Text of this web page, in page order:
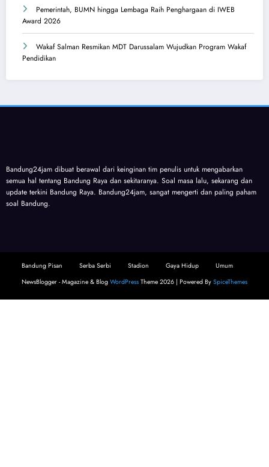
Pemerintah, BUMN hingga Lembaga Raih Penghargaan di IWEB
Award 2026
Wakaf Salman Resmikan MDT Darussalam Wujudkan Program Wakaf
Pendidikan
Bandung24jam dibuat berawal dari keinginan tim penulis untuk mengabarkan
semua hal tentang Bandung Raya dan sekitaranya. Soal masa lalu, sekarang dan
update terkini Bandung Raya. Bandung24jam, sangat mengerti dan paling paham
soal Bandung.
Bandung Pisan Serba Serbi Stadion Gaya Hidup
Umum
NewsBlogger - Magazine & Blog WordPress Theme 2026 | Powered By SpiceThemes